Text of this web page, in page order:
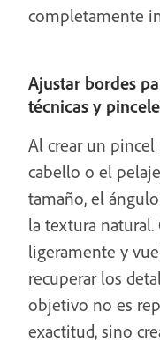
completamente
Ajustar bordes
técnicas y
Al crear un
cabello o el
tamaño, el
la textura natural.
ligeramente y
recuperar los
objetivo no es
exactitud, sino